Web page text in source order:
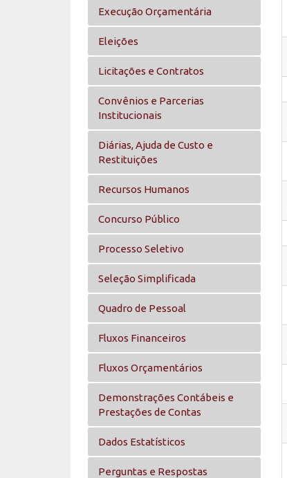
Execução Orçamentária
Eleições
Licitações e Contratos
Convênios e Parcerias
Institucionais
Diárias, Ajuda de Custo e
Restituições
Recursos Humanos
Concurso Público
Processo Seletivo
Seleção Simplificada
Quadro de Pessoal
Fluxos Financeiros
Fluxos Orçamentários
Demonstrações Contábeis e
Prestações de Contas
Dados Estatísticos
Perguntas e Respostas